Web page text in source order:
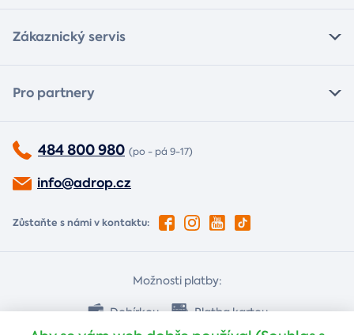
Zákaznický servis
Pro partnery
484 800 980 (po - pá 9-17)
info@adrop.cz
Zůstaňte s námi v kontaktu:
Možnosti platby:
Dobírkou Platba kartou